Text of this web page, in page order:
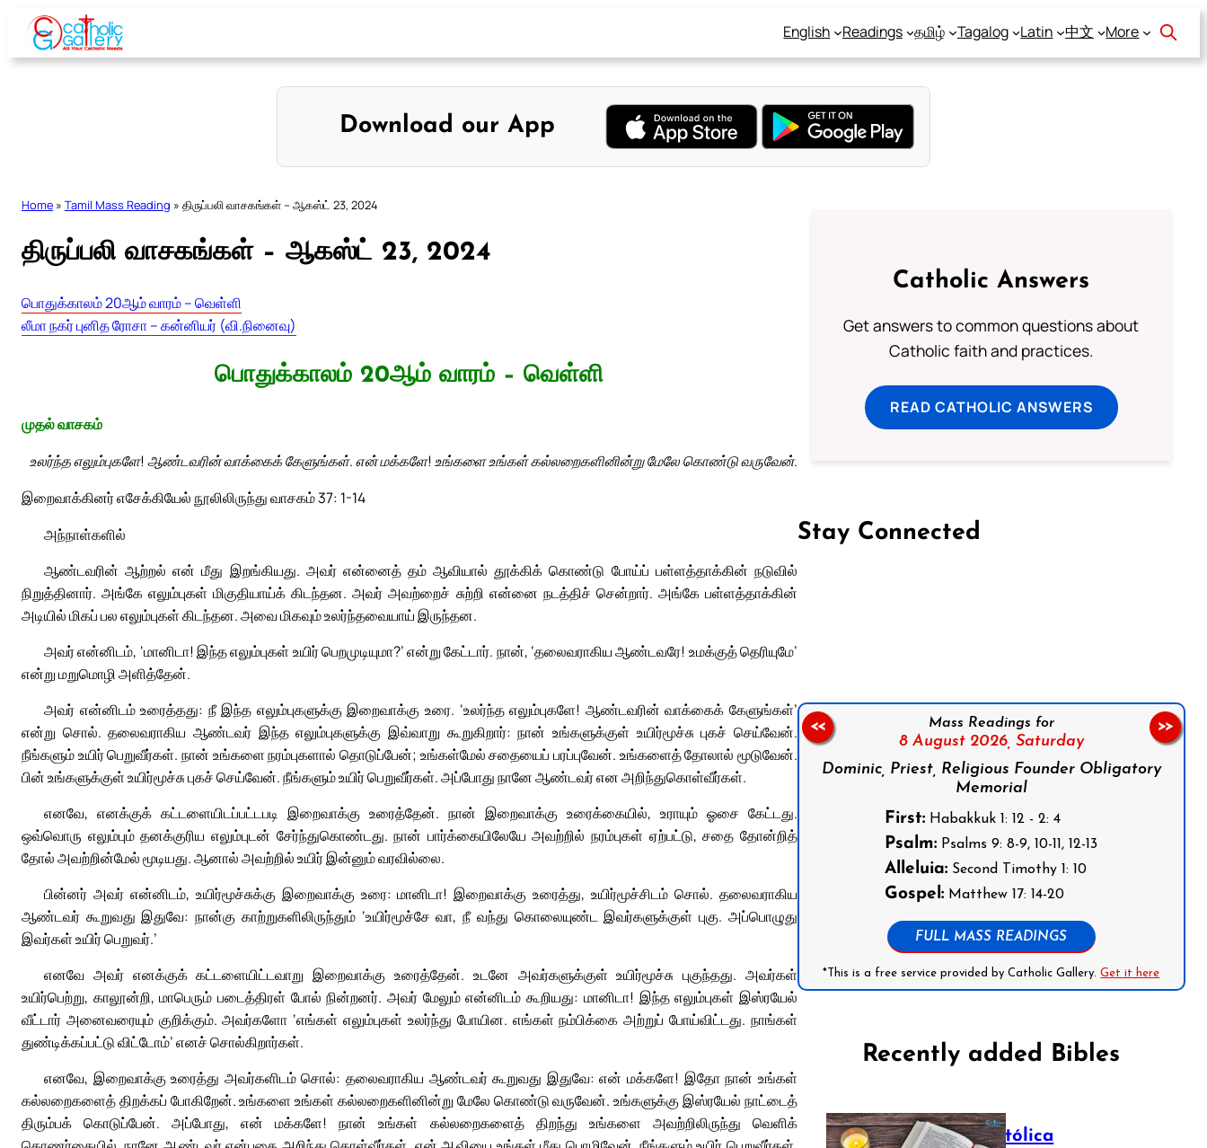
Skip
content
English Readings தமிழ் Tagalog Latin 中文 More
Download our App
Home » Tamil Mass Reading » திருப்பலி வாசகங்கள் – ஆகஸ்ட் 23, 2024
திருப்பலி வாசகங்கள் – ஆகஸ்ட் 23, 2024
பொதுக்காலம் 20ஆம் வாரம் – வெள்ளி
லீமா நகர் புனித ரோசா – கன்னியர் (வி.நினைவு)
பொதுக்காலம் 20ஆம் வாரம் – வெள்ளி
முதல் வாசகம்
உலர்ந்த எலும்புகளே! ஆண்டவரின் வாக்கைக் கேளுங்கள். என் மக்களே! உங்களை உங்கள் கல்லறைகளினின்று மேலே கொண்டு வருவேன்.
இறைவாக்கினர் எசேக்கியேல் நூலிலிருந்து வாசகம் 37: 1-14
அந்நாள்களில்
ஆண்டவரின் ஆற்றல் என் மீது இறங்கியது. அவர் என்னைத் தம் ஆவியால் தூக்கிக் கொண்டு போய்ப் பள்ளத்தாக்கின் நடுவில்
நிறுத்தினார். அங்கே எலும்புகள் மிகுதியாய்க் கிடந்தன. அவர் அவற்றைச் சுற்றி என்னை நடத்திச் சென்றார். அங்கே பள்ளத்தாக்கின்
அடியில் மிகப் பல எலும்புகள் கிடந்தன. அவை மிகவும் உலர்ந்தவையாய் இருந்தன.
அவர் என்னிடம், ‘மானிடா! இந்த எலும்புகள் உயிர் பெறமுடியுமா?’ என்று கேட்டார். நான், ‘தலைவராகிய ஆண்டவரே! உமக்குத் தெரியுமே’
என்று மறுமொழி அளித்தேன்.
அவர் என்னிடம் உரைத்தது: நீ இந்த எலும்புகளுக்கு இறைவாக்கு உரை. ‘உலர்ந்த எலும்புகளே! ஆண்டவரின் வாக்கைக் கேளுங்கள்’
என்று சொல். தலைவராகிய ஆண்டவர் இந்த எலும்புகளுக்கு இவ்வாறு கூறுகிறார்: நான் உங்களுக்குள் உயிர்மூச்சு புகச் செய்வேன்.
நீங்களும் உயிர் பெறுவீர்கள். நான் உங்களை நரம்புகளால் தொடுப்பேன்; உங்கள்மேல் சதையைப் பரப்புவேன். உங்களைத் தோலால் மூடுவேன்.
பின் உங்களுக்குள் உயிர்மூச்சு புகச் செய்வேன். நீங்களும் உயிர் பெறுவீர்கள். அப்போது நானே ஆண்டவர் என அறிந்துகொள்வீர்கள்.
எனவே, எனக்குக் கட்டளையிடப்பட்டபடி இறைவாக்கு உரைத்தேன். நான் இறைவாக்கு உரைக்கையில், உராயும் ஓசை கேட்டது.
ஒவ்வொரு எலும்பும் தனக்குரிய எலும்புடன் சேர்ந்துகொண்டது. நான் பார்க்கையிலேயே அவற்றில் நரம்புகள் ஏற்பட்டு, சதை தோன்றித்
தோல் அவற்றின்மேல் மூடியது. ஆனால் அவற்றில் உயிர் இன்னும் வரவில்லை.
பின்னர் அவர் என்னிடம், உயிர்மூச்சுக்கு இறைவாக்கு உரை: மானிடா! இறைவாக்கு உரைத்து, உயிர்மூச்சிடம் சொல். தலைவராகிய
ஆண்டவர் கூறுவது இதுவே: நான்கு காற்றுகளிலிருந்தும் ‘உயிர்மூச்சே வா, நீ வந்து கொலையுண்ட இவர்களுக்குள் புகு. அப்பொழுது
இவர்கள் உயிர் பெறுவர்.’
எனவே அவர் எனக்குக் கட்டளையிட்டவாறு இறைவாக்கு உரைத்தேன். உடனே அவர்களுக்குள் உயிர்மூச்சு புகுந்தது. அவர்கள்
உயிர்பெற்று, காலூன்றி, மாபெரும் படைத்திரள் போல் நின்றனர். அவர் மேலும் என்னிடம் கூறியது: மானிடா! இந்த எலும்புகள் இஸ்ரயேல்
வீட்டார் அனைவரையும் குறிக்கும். அவர்களோ ‘எங்கள் எலும்புகள் உலர்ந்து போயின. எங்கள் நம்பிக்கை அற்றுப் போய்விட்டது. நாங்கள்
துண்டிக்கப்பட்டு விட்டோம்’ எனச் சொல்கிறார்கள்.
எனவே, இறைவாக்கு உரைத்து அவர்களிடம் சொல்: தலைவராகிய ஆண்டவர் கூறுவது இதுவே: என் மக்களே! இதோ நான் உங்கள்
கல்லறைகளைத் திறக்கப் போகிறேன். உங்களை உங்கள் கல்லறைகளினின்று மேலே கொண்டு வருவேன். உங்களுக்கு இஸ்ரயேல் நாட்டைத்
திரும்பக் கொடுப்பேன். அப்போது, என் மக்களே! நான் உங்கள் கல்லறைகளைத் திறந்து உங்களை அவற்றிலிருந்து வெளிக்
Catholic Answers
Get answers to common questions about
Catholic faith and practices.
READ CATHOLIC ANSWERS
Stay Connected
Mass Readings for
8 August 2026, Saturday
Dominic, Priest, Religious Founder Obligatory
Memorial
First: Habakkuk 1: 12 - 2: 4
Psalm: Psalms 9: 8-9, 10-11, 12-13
Alleluia: Second Timothy 1: 10
Gospel: Matthew 17: 14-20
FULL MASS READINGS
*This is a free service provided by Catholic Gallery.Get it here
<< >>
Recently added Bibles
Bíblia Católica